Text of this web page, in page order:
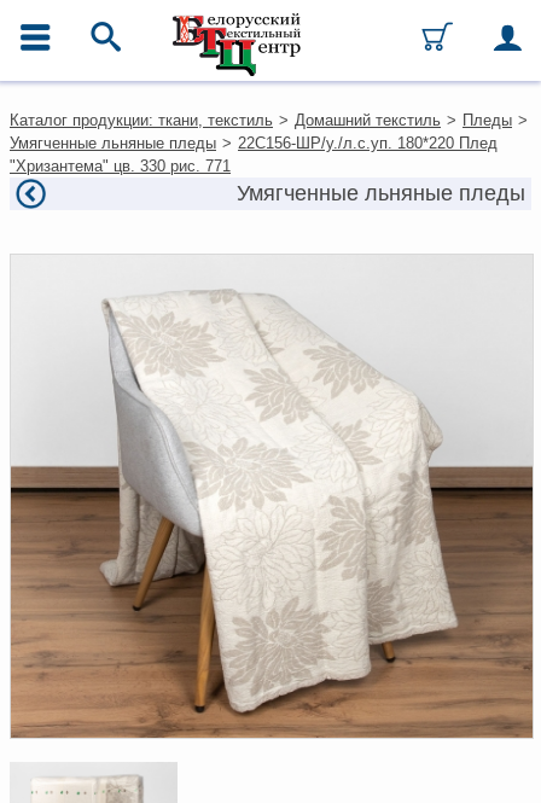
Каталог
Ткани
Домашний текстиль
Одежда
Текстиль для ресторанов и
Текстильная галантерея и
фурнитура
Условия работы
Оплата и доставка
Как оформить заказ
Вакансии
Как нас найти
Написать нам
Доверенность на
получение груза
Документы по работе с
персональными данными
Письмо руководителю
Вопросы и ответы
Новости | Статьи
Каталог продукции: ткани, текстиль > Домашний текстиль > Пледы >
Умягченные льняные пледы > 22С156-ШР/у./л.с.уп. 180*220 Плед
"Хризантема" цв. 330 рис. 771
Умягченные льняные пледы
Добавить
в